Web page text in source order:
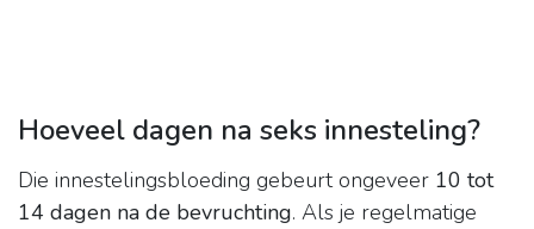
Hoeveel dagen na seks innesteling?
Die innestelingsbloeding gebeurt ongeveer 10 tot
14 dagen na de bevruchting. Als je regelmatige